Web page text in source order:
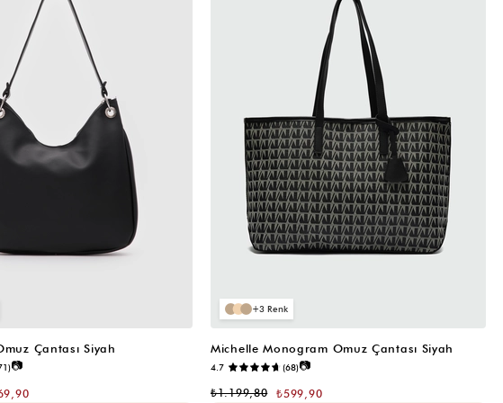
Çantası Siyah
📷
3
Michelle Monogram Omuz Çantası Siyah
4.7 (68)📷
₺599,90
₺1.199,80